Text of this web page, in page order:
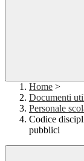
Home >
Documenti
Personale
Codice
pubblici